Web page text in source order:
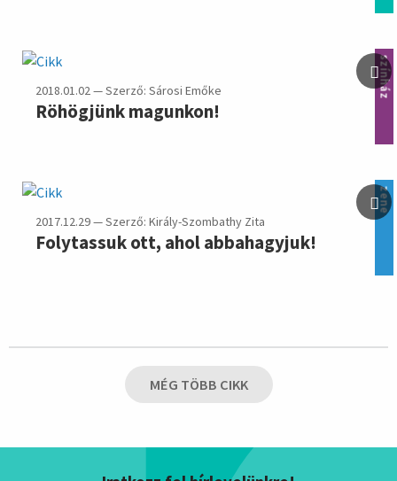
színház
2018.01.02 — Szerző: Sárosi Emőke
Röhögjünk magunkon!
zene
2017.12.29 — Szerző: Király-Szombathy Zita
Folytassuk ott, ahol abbahagyjuk!
MÉG TÖBB CIKK